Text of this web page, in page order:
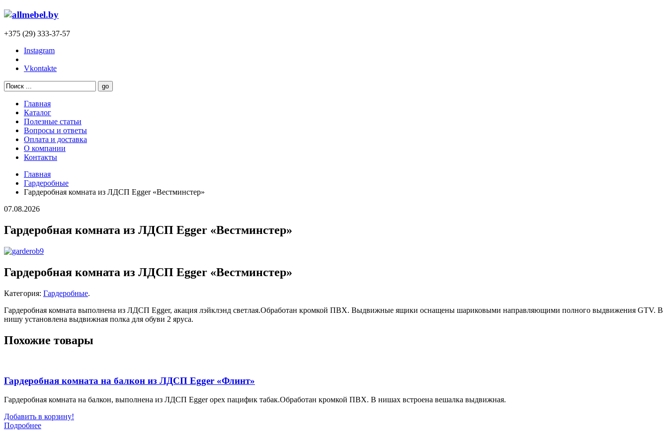
+375 (29) 333-37-57
Instagram
Vkontakte
Главная
Каталог
Полезные статьи
Вопросы и ответы
Оплата и доставка
О компании
Контакты
Главная
Гардеробные
Гардеробная комната из ЛДСП Egger «Вестминстер»
07.08.2026
Гардеробная комната из ЛДСП Egger «Вестминстер»
Гардеробная комната из ЛДСП Egger «Вестминстер»
Категория: Гардеробные.
Гардеробная комната выполнена из ЛДСП Egger, акация лэйклэнд светлая.Обработан кромкой ПВХ. Выдвижные ящики оснащены шариковыми направляющими полного выдвижения GTV. В
нишу установлена выдвижная полка для обуви 2 яруса.
Похожие товары
Гардеробная комната на балкон из ЛДСП Egger «Флинт»
Гардеробная комната на балкон, выполнена из ЛДСП Egger орех пацифик табак.Обработан кромкой ПВХ. В нишах встроена вешалка выдвижная.
Добавить в корзину!
Подробнее